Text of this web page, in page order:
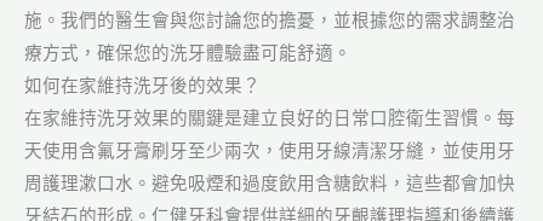
施。我們的醫生會與您討論您的擔憂，並根據您的需求調整治
療方式，確保您的洗牙體驗盡可能舒適。
如何在家維持洗牙後的效果？
在家維持洗牙效果的關鍵是建立良好的日常口腔衛生習慣。每
天使用含氟牙膏刷牙至少兩次，使用牙線清潔牙縫，並使用牙
周護理漱口水。避免吸煙和過度飲用含糖飲料，這些都會加快
牙結石的形成。仁健牙科會提供詳細的牙齦護理指導和後續護